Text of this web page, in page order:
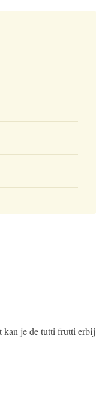
kan je de tutti frutti erbij